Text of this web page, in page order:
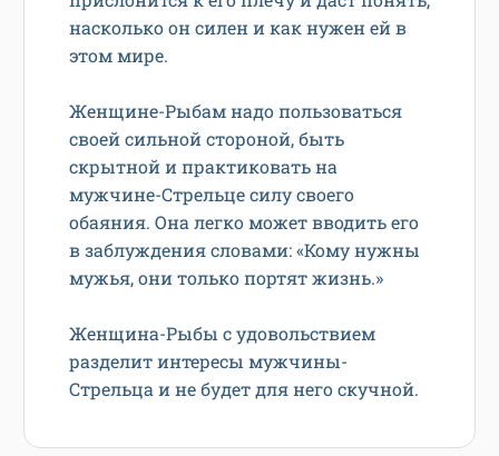
насколько он силен и как нужен ей в
этом мире.
Женщине-Рыбам надо пользоваться
своей сильной стороной, быть
скрытной и практиковать на
мужчине-Стрельце силу своего
обаяния. Она легко может вводить его
в заблуждения словами: «Кому нужны
мужья, они только портят жизнь.»
Женщина-Рыбы с удовольствием
разделит интересы мужчины-
Стрельца и не будет для него скучной.